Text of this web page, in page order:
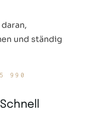
und ständig
990